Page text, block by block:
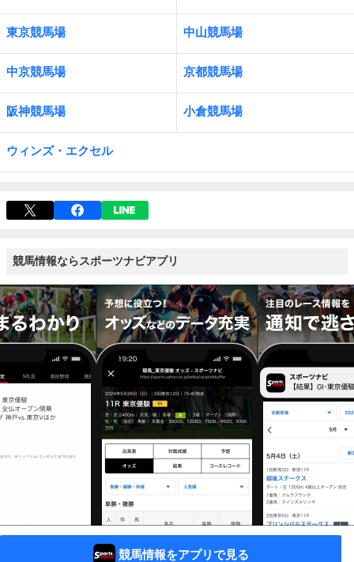
東京競馬場 中山競馬場
中京競馬場 京都競馬場
阪神競馬場 小倉競馬場
ウィンズ・エクセル
競馬情報ならスポーツナビアプリ
競馬情報をアプリで見る